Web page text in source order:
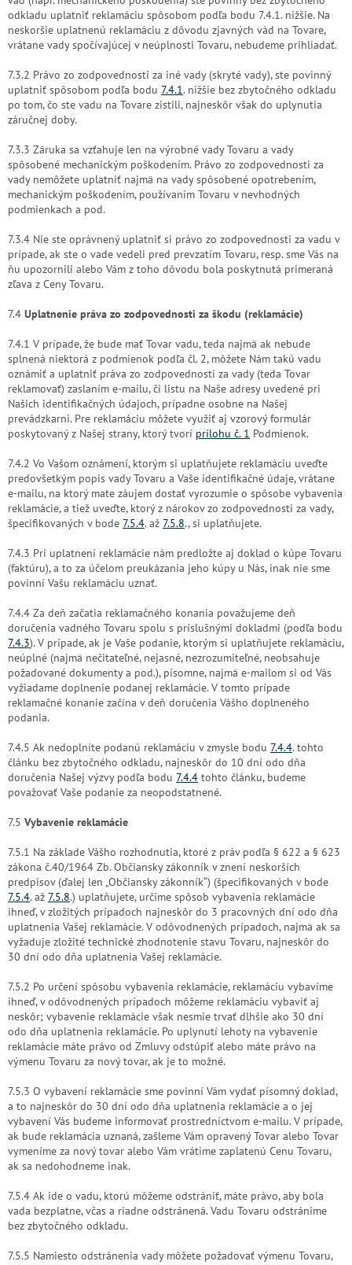
odkladu uplatniť reklamáciu spôsobom podľa bodu 7.4.1. nižšie. Na
neskoršie uplatnenú reklamáciu z dôvodu zjavných vád na Tovare,
vrátane vady spočívajúcej v neúplnosti Tovaru, nebudeme prihliadať.
7.3.2 Právo zo zodpovednosti za iné vady (skryté vady), ste povinný
uplatniť spôsobom podľa bodu 7.4.1. nižšie bez zbytočného odkladu
po tom, čo ste vadu na Tovare zistili, najneskôr však do uplynutia
záručnej doby.
7.3.3 Záruka sa vzťahuje len na výrobné vady Tovaru a vady
spôsobené mechanickým poškodením. Právo zo zodpovednosti za
vady nemôžete uplatniť najmä na vady spôsobené opotrebením,
mechanickým poškodením, používaním Tovaru v nevhodných
podmienkach a pod.
7.3.4 Nie ste oprávnený uplatniť si právo zo zodpovednosti za vadu v
prípade, ak ste o vade vedeli pred prevzatím Tovaru, resp. sme Vás na
ňu upozornili alebo Vám z toho dôvodu bola poskytnutá primeraná
zľava z Ceny Tovaru.
7.4 Uplatnenie práva zo zodpovednosti za škodu (reklamácie)
7.4.1 V prípade, že bude mať Tovar vadu, teda najmä ak nebude
splnená niektorá z podmienok podľa čl. 2, môžete Nám takú vadu
oznámiť a uplatniť práva zo zodpovednosti za vady (teda Tovar
reklamovať) zaslaním e-mailu, či listu na Naše adresy uvedené pri
Našich identifikačných údajoch, prípadne osobne na Našej
prevádzkarni. Pre reklamáciu môžete využiť aj vzorový formulár
poskytovaný z Našej strany, ktorý tvorí prílohu č. 1 Podmienok.
7.4.2 Vo Vašom oznámení, ktorým si uplatňujete reklamáciu uveďte
predovšetkým popis vady Tovaru a Vaše identifikačné údaje, vrátane
e-mailu, na ktorý mate záujem dostať vyrozumie o spôsobe vybavenia
reklamácie, a tiež uveďte, ktorý z nárokov zo zodpovednosti za vady,
špecifikovaných v bode 7.5.4. až 7.5.8., si uplatňujete.
7.4.3 Pri uplatnení reklamácie nám predložte aj doklad o kúpe Tovaru
(faktúru), a to za účelom preukázania jeho kúpy u Nás, inak nie sme
povinní Vašu reklamáciu uznať.
7.4.4 Za deň začatia reklamačného konania považujeme deň
doručenia vadného Tovaru spolu s príslušnými dokladmi (podľa bodu
7.4.3). V prípade, ak je Vaše podanie, ktorým si uplatňujete reklamáciu,
neúplné (najmä nečitateľné, nejasné, nezrozumiteľné, neobsahuje
požadované dokumenty a pod.), písomne, najmä e-mailom si od Vás
vyžiadame doplnenie podanej reklamácie. V tomto prípade
reklamačné konanie začína v deň doručenia Vášho doplneného
podania.
7.4.5 Ak nedoplníte podanú reklamáciu v zmysle bodu 7.4.4. tohto
článku bez zbytočného odkladu, najneskôr do 10 dní odo dňa
doručenia Našej výzvy podľa bodu 7.4.4 tohto článku, budeme
považovať Vaše podanie za neopodstatnené.
7.5 Vybavenie reklamácie
7.5.1 Na základe Vášho rozhodnutia, ktoré z práv podľa § 622 a § 623
zákona č.40/1964 Zb. Občiansky zákonník v znení neskorších
predpisov (ďalej len „Občiansky zákonník“) (špecifikovaných v bode
7.5.4. až 7.5.8.) uplatňujete, určíme spôsob vybavenia reklamácie
ihneď, v zložitých prípadoch najneskôr do 3 pracovných dní odo dňa
uplatnenia Vašej reklamácie. V odôvodnených prípadoch, najmä ak sa
vyžaduje zložité technické zhodnotenie stavu Tovaru, najneskôr do
30 dní odo dňa uplatnenia Vašej reklamácie.
7.5.2 Po určení spôsobu vybavenia reklamácie, reklamáciu vybavíme
ihneď, v odôvodnených prípadoch môžeme reklamáciu vybaviť aj
neskôr; vybavenie reklamácie však nesmie trvať dlhšie ako 30 dní
odo dňa uplatnenia reklamácie. Po uplynutí lehoty na vybavenie
reklamácie máte právo od Zmluvy odstúpiť alebo máte právo na
výmenu Tovaru za nový tovar, ak je to možné.
7.5.3 O vybavení reklamácie sme povinní Vám vydať písomný doklad,
a to najneskôr do 30 dní odo dňa uplatnenia reklamácie a o jej
vybavení Vás budeme informovať prostredníctvom e-mailu. V prípade,
ak bude reklamácia uznaná, zašleme Vám opravený Tovar alebo Tovar
vymeníme za nový tovar alebo Vám vrátime zaplatenú Cenu Tovaru,
ak sa nedohodneme inak.
7.5.4 Ak ide o vadu, ktorú môžeme odstrániť, máte právo, aby bola
vada bezplatne, včas a riadne odstránená. Vadu Tovaru odstránime
bez zbytočného odkladu.
7.5.5 Namiesto odstránenia vady môžete požadovať výmenu Tovaru,